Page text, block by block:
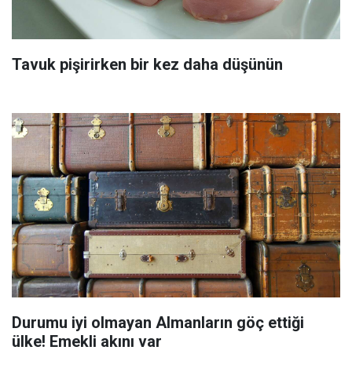
Tavuk pişirirken bir kez daha düşünün
Durumu iyi olmayan Almanların göç ettiği
ülke! Emekli akını var